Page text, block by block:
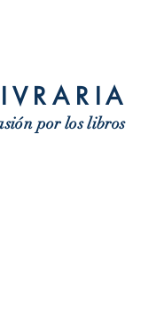
por los libros